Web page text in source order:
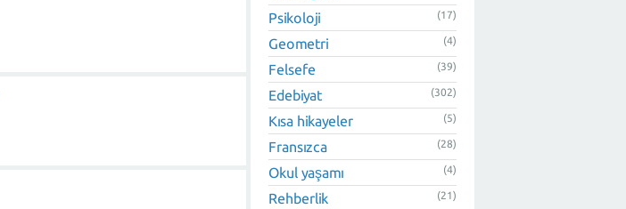
Psikoloji (17)
Geometri (4)
Felsefe (39)
Edebiyat (302)
Kısa hikayeler (5)
Fransızca (28)
Okul yaşamı (4)
Rehberlik (21)